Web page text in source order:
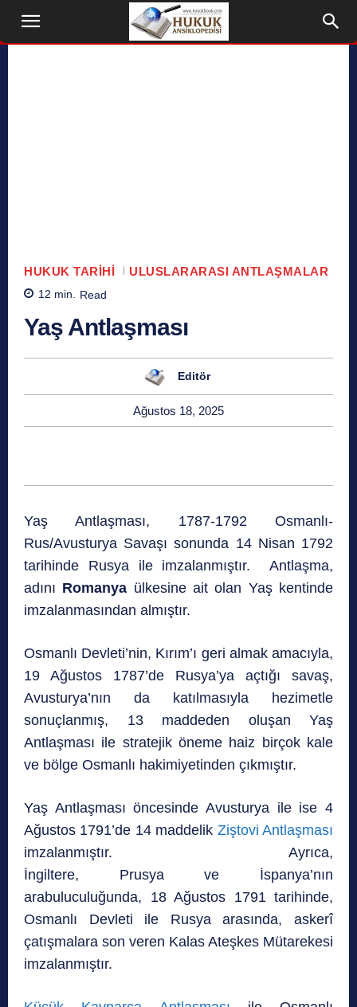
HUKUK TARIHI ULUSLARARASI ANTLAŞMALAR
12 min. Read
Yaş Antlaşması
Editör
Ağustos 18, 2025
Yaş Antlaşması, 1787-1792 Osmanlı-
Rus/Avusturya Savaşı sonunda 14 Nisan 1792
tarihinde Rusya ile imzalanmıştır. Antlaşma,
adını Romanya ülkesine ait olan Yaş kentinde
imzalanmasından almıştır.
Osmanlı Devleti’nin, Kırım’ı geri almak amacıyla,
19 Ağustos 1787’de Rusya’ya açtığı savaş,
Avusturya’nın da katılmasıyla hezimetle
sonuçlanmış, 13 maddeden oluşan Yaş
Antlaşması ile stratejik öneme haiz birçok kale
ve bölge Osmanlı hakimiyetinden çıkmıştır.
Yaş Antlaşması öncesinde Avusturya ile ise 4
Ağustos 1791’de 14 maddelik Ziştovi Antlaşması
imzalanmıştır. Ayrıca,
İngiltere, Prusya ve İspanya’nın
arabuluculuğunda, 18 Ağustos 1791 tarihinde,
Osmanlı Devleti ile Rusya arasında, askerî
çatışmalara son veren Kalas Ateşkes Mütarekesi
imzalanmıştır.